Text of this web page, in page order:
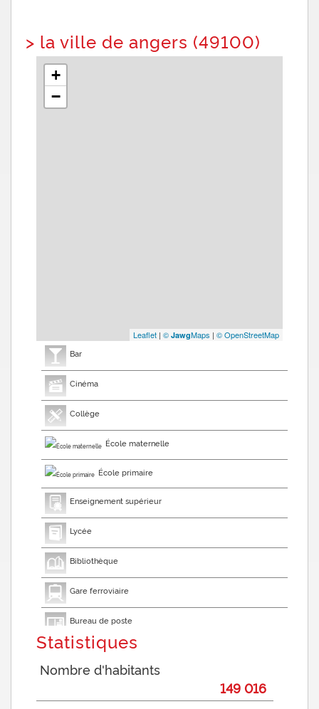
> la ville de angers (49100)
+
−
Leaflet | © JawgMaps | © OpenStreetMap
Bar
Cinéma
Collège
École maternelle
École primaire
Enseignement supérieur
Lycée
Bibliothèque
Gare ferroviaire
Bureau de poste
Presse et Tabac
Statistiques
Nombre d'habitants
149 016